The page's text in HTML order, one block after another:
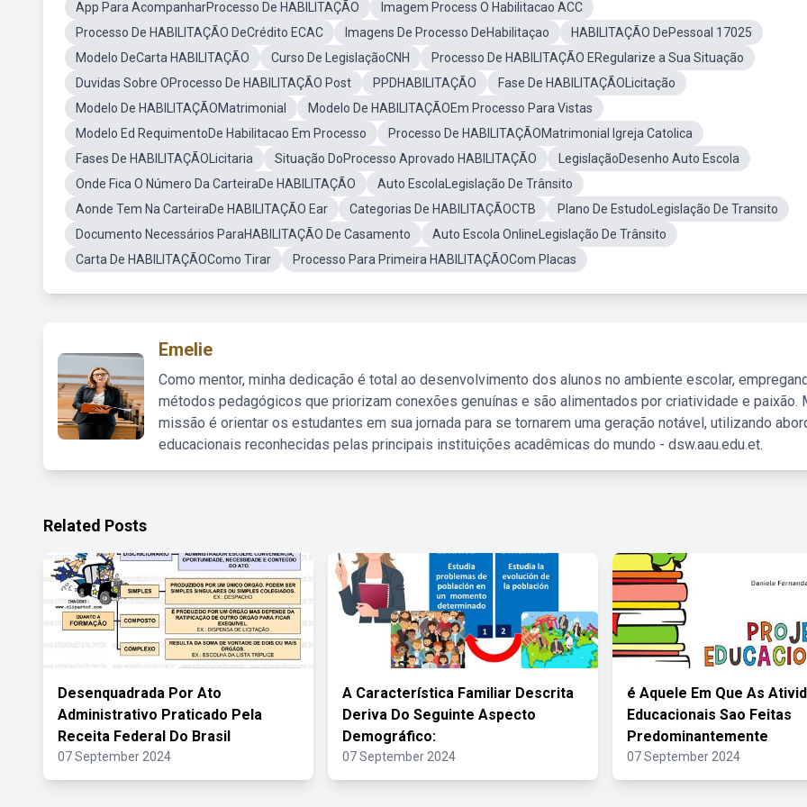
App Para AcompanharProcesso De HABILITAÇÃO
Imagem Process O Habilitacao ACC
Processo De HABILITAÇÃO DeCrédito ECAC
Imagens De Processo DeHabilitaçao
HABILITAÇÃO DePessoal 17025
Modelo DeCarta HABILITAÇÃO
Curso De LegislaçãoCNH
Processo De HABILITAÇÃO ERegularize a Sua Situação
Duvidas Sobre OProcesso De HABILITAÇÃO Post
PPDHABILITAÇÃO
Fase De HABILITAÇÃOLicitação
Modelo De HABILITAÇÃOMatrimonial
Modelo De HABILITAÇÃOEm Processo Para Vistas
Modelo Ed RequimentoDe Habilitacao Em Processo
Processo De HABILITAÇÃOMatrimonial Igreja Catolica
Fases De HABILITAÇÃOLicitaria
Situação DoProcesso Aprovado HABILITAÇÃO
LegislaçãoDesenho Auto Escola
Onde Fica O Número Da CarteiraDe HABILITAÇÃO
Auto EscolaLegislação De Trânsito
Aonde Tem Na CarteiraDe HABILITAÇÃO Ear
Categorias De HABILITAÇÃOCTB
Plano De EstudoLegislação De Transito
Documento Necessários ParaHABILITAÇÃO De Casamento
Auto Escola OnlineLegislação De Trânsito
Carta De HABILITAÇÃOComo Tirar
Processo Para Primeira HABILITAÇÃOCom Placas
Emelie
Como mentor, minha dedicação é total ao desenvolvimento dos alunos no ambiente escolar,
métodos pedagógicos que priorizam conexões genuínas e são alimentados por criatividade e paixão.
missão é orientar os estudantes em sua jornada para se tornarem uma geração notável, utilizando
educacionais reconhecidas pelas principais instituições acadêmicas do mundo - dsw.aau.edu.et.
Related Posts
Desenquadrada Por Ato
Administrativo Praticado Pela
Receita Federal Do Brasil
07 September 2024
A Característica Familiar Descrita
Deriva Do Seguinte Aspecto
Demográfico:
07 September 2024
é Aquele Em Que As
Educacionais Sao Feitas
Predominantemente
07 September 2024